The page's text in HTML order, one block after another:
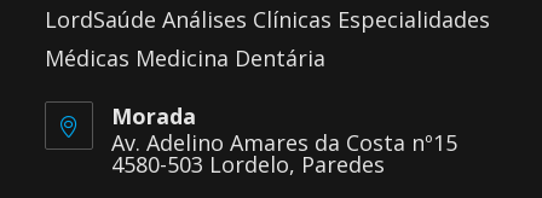
LordSaúde Análises Clínicas Especialidades
Médicas Medicina Dentária
Morada
Av. Adelino Amares da Costa nº15
4580-503 Lordelo, Paredes